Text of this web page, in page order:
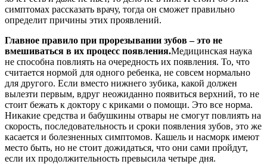
симптомах рассказать врачу, тогда он сможет правильно
определит причины этих проявлений.
Главное правило при прорезывании зубов – это не
вмешиваться в их процесс появления.Медицинская наука
не способна повлиять на очередность их появления. То, что
считается нормой для одного ребенка, не совсем нормально
для другого. Если вместо нижнего зубика, какой должен
вылезти первым, вдруг неожиданно появиться верхний, то не
стоит бежать к доктору с криками о помощи. Это все норма.
Никакие средства и бабушкины отвары не смогут повлиять на
скорость, последовательность и сроки появления зубов, это же
касается и болезненных симптомов. Кашель и насморк имеют
место быть, но не стоит дожидаться, что они сами пройдут,
если их продолжительность превысила четыре дня.